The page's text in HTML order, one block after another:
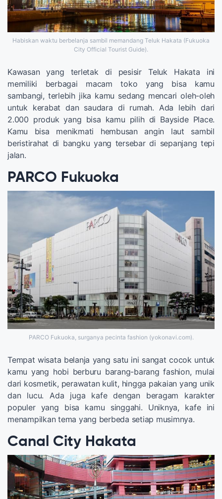
Habiskan waktu berbelanja sambil memandang Teluk Hakata (Fukuoka
City Official Tourist Guide).
Kawasan yang terletak di pesisir Teluk Hakata ini
memiliki berbagai macam toko yang bisa kamu
sambangi, terlebih jika kamu sedang mencari oleh-oleh
untuk kerabat dan saudara di rumah. Ada lebih dari
2.000 produk yang bisa kamu pilih di Bayside Place.
Kamu bisa menikmati hembusan angin laut sambil
beristirahat di bangku yang tersebar di sepanjang tepi
jalan.
PARCO Fukuoka
PARCO Fukuoka, surganya pecinta fashion (yokonavi.com).
Tempat wisata belanja yang satu ini sangat cocok untuk
kamu yang hobi berburu barang-barang fashion, mulai
dari kosmetik, perawatan kulit, hingga pakaian yang unik
dan lucu. Ada juga kafe dengan beragam karakter
populer yang bisa kamu singgahi. Uniknya, kafe ini
menampilkan tema yang berbeda setiap musimnya.
Canal City Hakata